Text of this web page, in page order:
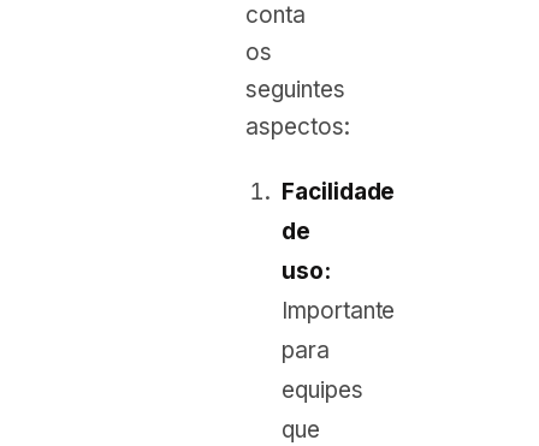
conta
os
seguintes
aspectos:
Facilidade
de
uso:
Importante
para
equipes
que